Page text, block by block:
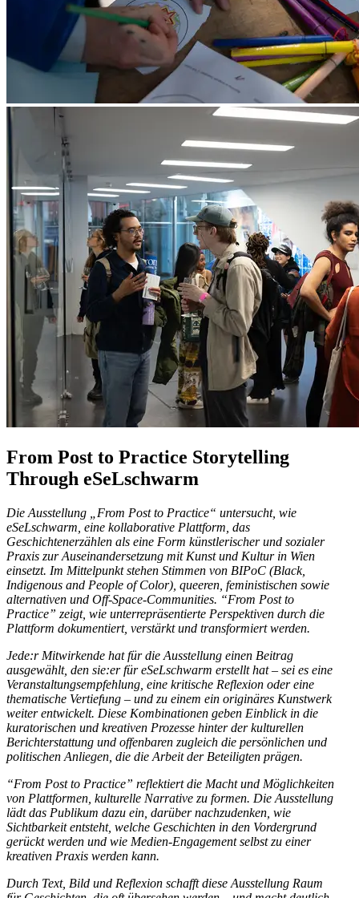
From Post to Practice Storytelling
Through eSeLschwarm
Die Ausstellung „From Post to Practice“ untersucht, wie
eSeLschwarm, eine kollaborative Plattform, das
Geschichtenerzählen als eine Form künstlerischer und sozialer
Praxis zur Auseinandersetzung mit Kunst und Kultur in Wien
einsetzt. Im Mittelpunkt stehen Stimmen von BIPoC (Black,
Indigenous and People of Color), queeren, feministischen sowie
alternativen und Off-Space-Communities. “From Post to
Practice” zeigt, wie unterrepräsentierte Perspektiven durch die
Plattform dokumentiert, verstärkt und transformiert werden.
Jede:r Mitwirkende hat für die Ausstellung einen Beitrag
ausgewählt, den sie:er für eSeLschwarm erstellt hat – sei es eine
Veranstaltungsempfehlung, eine kritische Reflexion oder eine
thematische Vertiefung – und zu einem ein originäres Kunstwerk
weiter entwickelt. Diese Kombinationen geben Einblick in die
kuratorischen und kreativen Prozesse hinter der kulturellen
Berichterstattung und offenbaren zugleich die persönlichen und
politischen Anliegen, die die Arbeit der Beteiligten prägen.
“From Post to Practice” reflektiert die Macht und Möglichkeiten
von Plattformen, kulturelle Narrative zu formen. Die Ausstellung
lädt das Publikum dazu ein, darüber nachzudenken, wie
Sichtbarkeit entsteht, welche Geschichten in den Vordergrund
gerückt werden und wie Medien-Engagement selbst zu einer
kreativen Praxis werden kann.
Durch Text, Bild und Reflexion schafft diese Ausstellung Raum